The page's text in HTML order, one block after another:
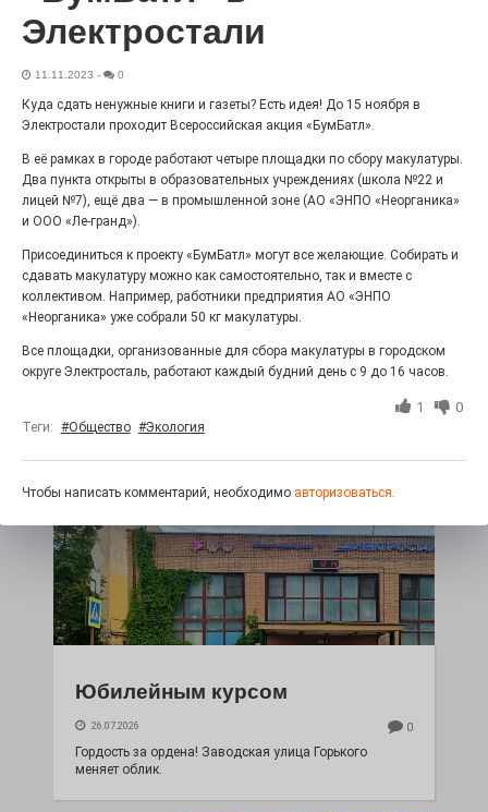
Радость в квадрате! На этой неделе электростальцев
дважды порадует проект «Районы-кварталы».
100 футов под килем!
26.07.2026 0
Юбилейным курсом
26.07.2026 0
Гордость за ордена! Заводская улица Горького
меняет облик.
Электростали
11.11.2023 - 0
Куда сдать ненужные книги и газеты? Есть идея! До 15 ноября в
Электростали проходит Всероссийская акция «БумБатл».
В её рамках в городе работают четыре площадки по сбору макулатуры.
Два пункта открыты в образовательных учреждениях (школа №22 и
лицей №7), ещё два — в промышленной зоне (АО «ЭНПО «Неорганика»
и ООО «Ле-гранд»).
Присоединиться к проекту «БумБатл» могут все желающие. Собирать и
сдавать макулатуру можно как самостоятельно, так и вместе с
коллективом. Например, работники предприятия АО «ЭНПО
«Неорганика» уже собрали 50 кг макулатуры.
Все площадки, организованные для сбора макулатуры в городском
округе Электросталь, работают каждый будний день с 9 до 16 часов.
1 0
Теги: #Общество #Экология
Чтобы написать комментарий, необходимо авторизоваться.